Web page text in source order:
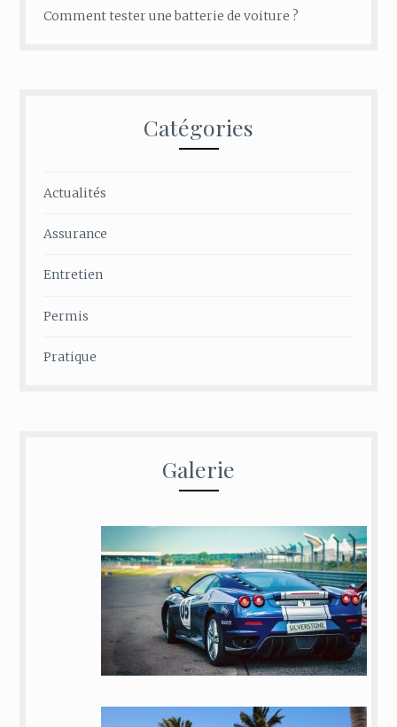
Comment tester une batterie de voiture ?
Catégories
Actualités
Assurance
Entretien
Permis
Pratique
Galerie